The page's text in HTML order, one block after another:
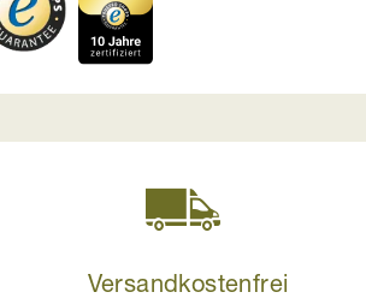
Versandkostenfrei